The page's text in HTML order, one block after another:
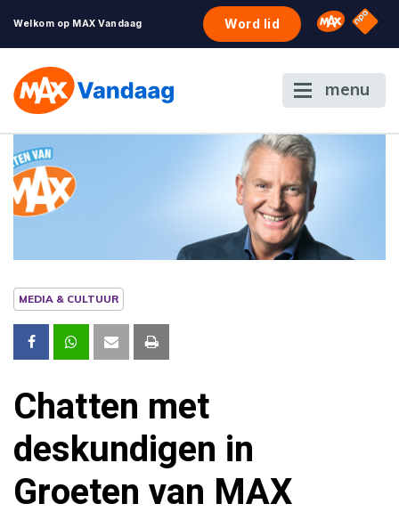
Welkom op MAX Vandaag Word lid Omroep
NPO
menu
MEDIA & CULTUUR
Chatten met
deskundigen in
Groeten van MAX